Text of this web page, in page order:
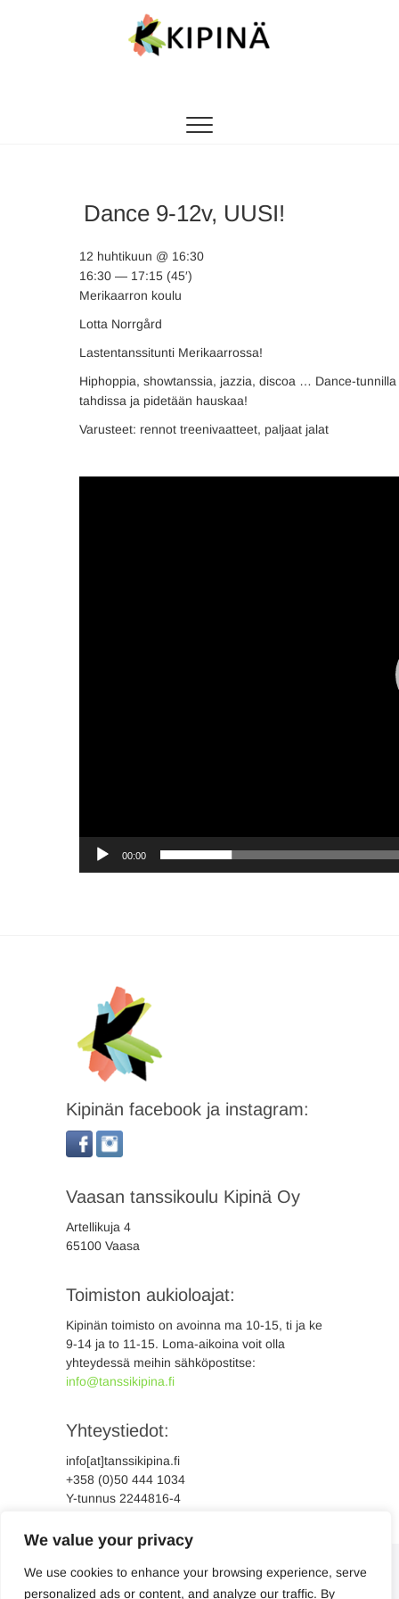
We value your privacy
We use cookies to enhance your browsing experience, serve
personalized ads or content, and analyze our traffic. By
Dance 9-12v, UUSI!
Lastentanssitunti Merikaarrossa!
Hiphoppia, showtanssia, jazzia, discoa … Dance-
tahdissa ja pidetään hauskaa!
Varusteet: rennot treenivaatteet, paljaat jalat
00:00
12 huhtikuun @ 16:30
16:30 — 17:15 (45′)
Merikaarron koulu
Lotta Norrgård
Kipinän facebook ja instagram:
Vaasan tanssikoulu Kipinä Oy
Artellikuja 4
65100 Vaasa
Toimiston aukioloajat:
Kipinän toimisto on avoinna ma 10-15, ti ja ke
9-14 ja to 11-15. Loma-aikoina voit olla
yhteydessä meihin sähköpostitse:
info@tanssikipina.fi
Yhteystiedot:
info[at]tanssikipina.fi
+358 (0)50 444 1034
Y-tunnus 2244816-4